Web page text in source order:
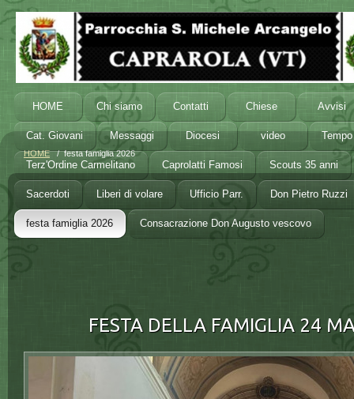
HOME Chi siamo Contatti Chiese Avvisi
Cat. Giovani Messaggi Diocesi video
Terz'Ordine Carmelitano Caprolatti Famosi Scouts 35 anni
Sacerdoti Liberi di volare Ufficio Parr. Don Pietro Ruzzi
festa famiglia 2026 Consacrazione Don Augusto vescovo
HOME/ festa famiglia 2026
FESTA DELLA FAMIGLIA 24